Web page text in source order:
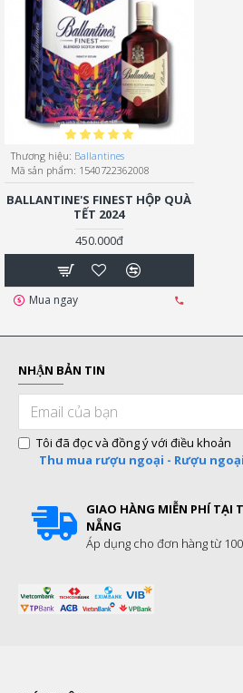
Thương hiệu: Ballantines
Mã sản phẩm: 1540722362008
BALLANTINE'S FINEST HỘP QUÀ
TẾT 2024
450.000đ
Mua ngay
NHẬN BẢN TIN
Tôi đã đọc và đồng ý với điều khoản
Thu mua rượu ngoại - Rượu
GIAO HÀNG MIỄN PHÍ TẠI
NẴNG
Áp dụng cho đơn hàng từ